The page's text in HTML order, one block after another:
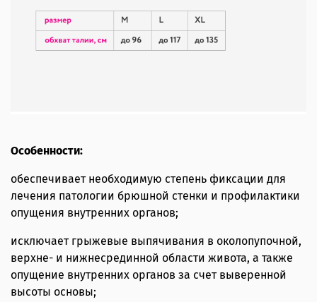
Особенности:
обеспечивает необходимую степень фиксации для
лечения патологии брюшной стенки и профилактики
опущения внутренних органов;
исключает грыжевые выпячивания в околопупочной,
верхне- и нижнесрединной области живота, а также
опущение внутренних органов за счет выверенной
высоты основы;